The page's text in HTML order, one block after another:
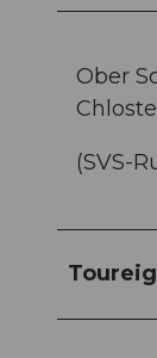
Ober
(SVS-